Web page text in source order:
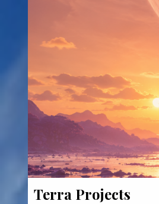
Terra Projects